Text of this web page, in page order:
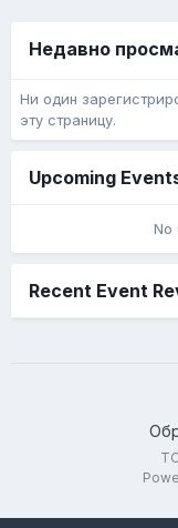
Недавно
Ни один
эту страницу.
Upcoming
No
Recent Event